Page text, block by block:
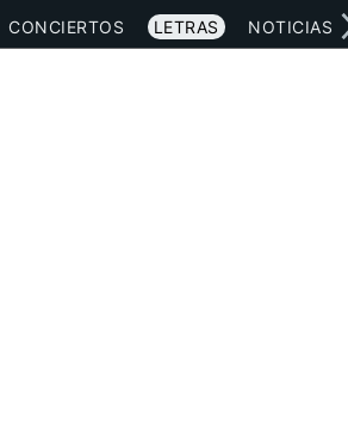
CONCIERTOS LETRAS NOTICIAS